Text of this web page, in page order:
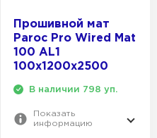
Прошивной мат
Paroc Pro Wired Mat
100 AL1
100х1200х2500
В наличии 798 уп.
Показать
информацию
Ursa
Юматекс Термо